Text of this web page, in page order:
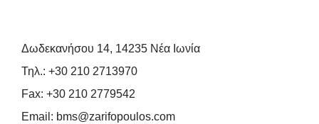
Δωδεκανήσου 14, 14235 Νέα Ιωνία
Τηλ.: +30 210 2713970
Fax: +30 210 2779542
Email: bms@zarifopoulos.com